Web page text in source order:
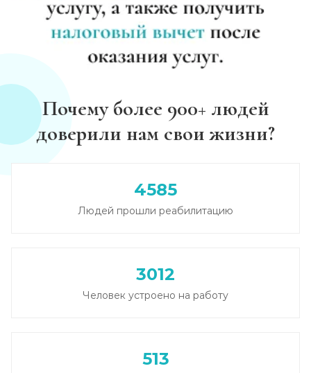
Почему более 900+ людей
доверили нам свои жизни?
4585
Людей прошли реабилитацию
3012
Человек устроено на работу
513